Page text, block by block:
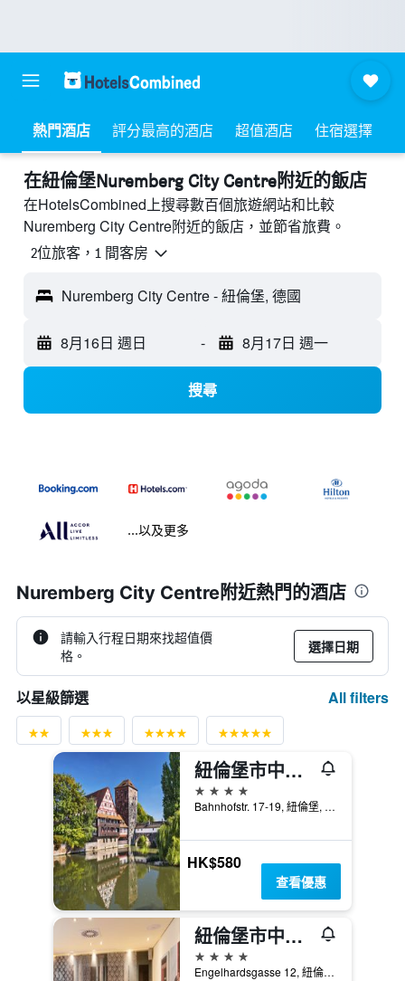
熱門酒店 評分最高的酒店 超值酒店 住宿選擇
​在紐倫堡Nuremberg City Centre附近​的飯店
在HotelsCombined上搜尋數百個旅遊網站和比較
Nuremberg City Centre附近的飯店，並節省旅費。
2位旅客，1 間客房
Nuremberg City Centre - 紐倫堡, 德國
8月16日 週日 - 8月17日 週一
搜尋
...以及更多
Nuremberg City Centre附近熱門的酒店
請輸入行程日期來找超值價
格。
選擇日期
以星級篩選 All filters
紐倫堡市中心NH 飯店
4星級
Bahnhofstr. 17-19, 紐倫堡, 巴伐利亞, 德國
HK$580
查看優惠
紐倫堡市中心假日酒店 - 紐倫堡
4星級
Engelhardsgasse 12, 紐倫堡, 巴伐利亞, 德國